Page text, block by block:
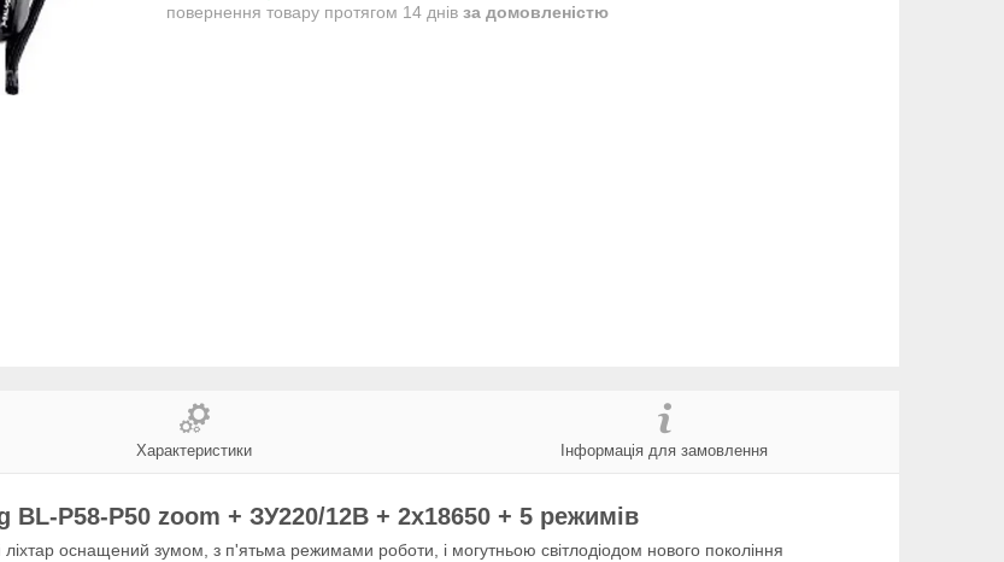
повернення товару протягом 14 днів за домовленістю
Характеристики Інформація для замовлення
BL-P58-P50 zoom + ЗУ220/12В + 2х18650 + 5 режимів
ліхтар оснащений зумом, з п'ятьма режимами роботи, і могутньою світлодіодом нового покоління